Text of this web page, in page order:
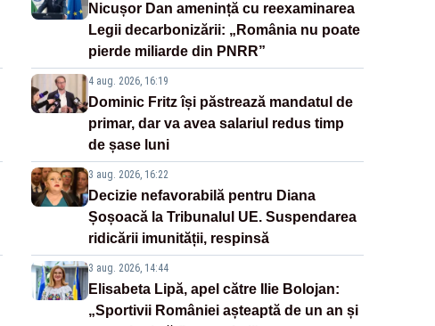
Nicușor Dan amenință cu reexaminarea
Legii decarbonizării: „România nu poate
pierde miliarde din PNRR”
4 aug. 2026, 16:19
Dominic Fritz își păstrează mandatul de
primar, dar va avea salariul redus timp
de șase luni
3 aug. 2026, 16:22
Decizie nefavorabilă pentru Diana
Șoșoacă la Tribunalul UE. Suspendarea
ridicării imunității, respinsă
3 aug. 2026, 14:44
Elisabeta Lipă, apel către Ilie Bolojan:
„Sportivii României așteaptă de un an și